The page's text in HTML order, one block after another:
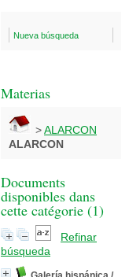
Nueva búsqueda
Materias
>ALARCON
ALARCON
Documents
disponibles dans
cette catégorie (1)
Refinar
búsqueda